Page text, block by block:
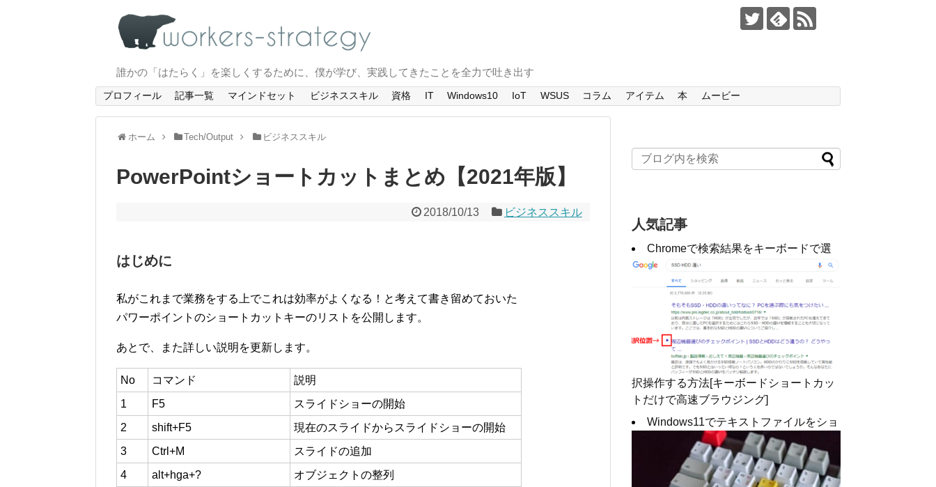
誰かの「はたらく」を楽しくするために、僕が学び、実践してきたことを全力で吐き出す
プロフィール 記事一覧 マインドセット ビジネススキル 資格 IT Windows10 IoT WSUS コラム アイテム 本 ムービー
ホーム Tech/Output ビジネススキル
PowerPointショートカットまとめ【2021年版】
2018/10/13 ビジネススキル
はじめに
私がこれまで業務をする上でこれは効率がよくなる！と考えて書き留めておいた
パワーポイントのショートカットキーのリストを公開します。
あとで、また詳しい説明を更新します。
No コマンド
説明
1
F5
スライドショーの開始
2
shift+F5
現在のスライドからスライドショーの開始
3
Ctrl+M
スライドの追加
4
alt+hga+?
オブジェクトの整列
人気記事
Chromeで検索結果をキーボードで選
択操作する方法[キーボードショートカッ
トだけで高速ブラウジング]
Windows11でテキストファイルをショ